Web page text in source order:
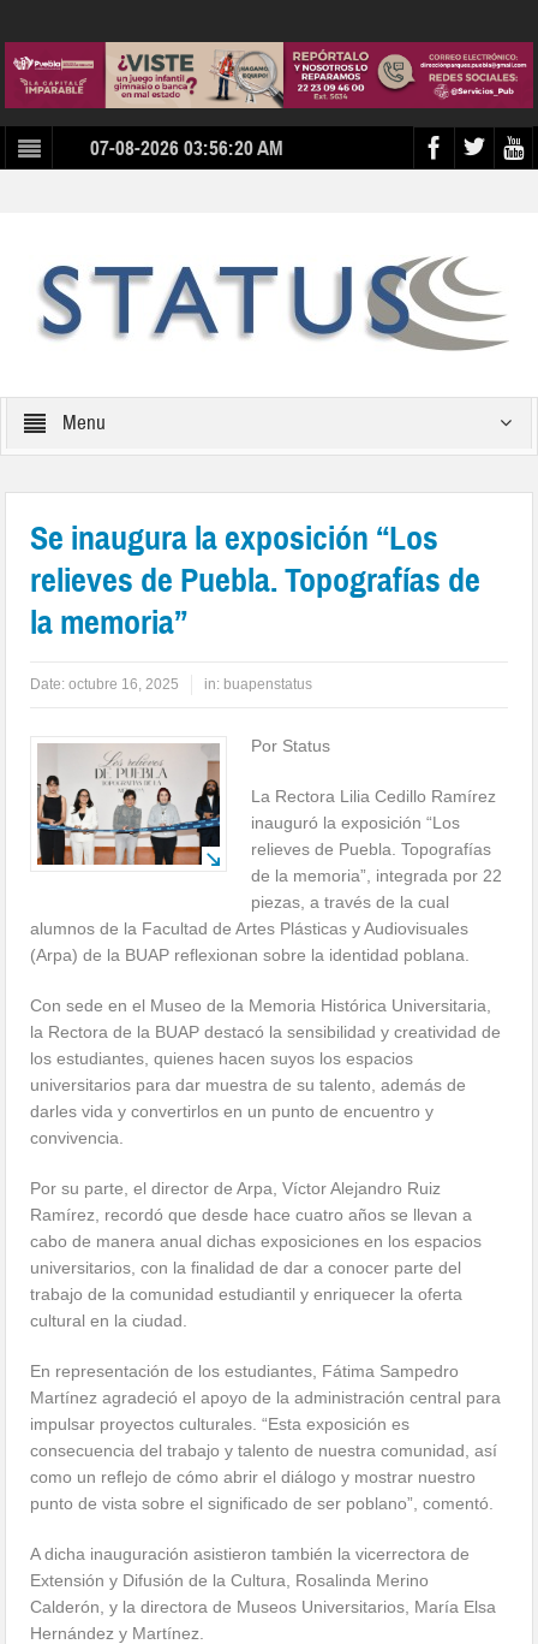
07-08-2026 03:56:20 AM
Menu
Se inaugura la exposición “Los
relieves de Puebla. Topografías de
la memoria”
Date:octubre 16, 2025 in: buapenstatus
Por Status
La Rectora Lilia Cedillo Ramírez
inauguró la exposición “Los
relieves de Puebla. Topografías
de la memoria”, integrada por 22
piezas, a través de la cual
alumnos de la Facultad de Artes Plásticas y Audiovisuales
(Arpa) de la BUAP reflexionan sobre la identidad poblana.
Con sede en el Museo de la Memoria Histórica Universitaria,
la Rectora de la BUAP destacó la sensibilidad y creatividad de
los estudiantes, quienes hacen suyos los espacios
universitarios para dar muestra de su talento, además de
darles vida y convertirlos en un punto de encuentro y
convivencia.
Por su parte, el director de Arpa, Víctor Alejandro Ruiz
Ramírez, recordó que desde hace cuatro años se llevan a
cabo de manera anual dichas exposiciones en los espacios
universitarios, con la finalidad de dar a conocer parte del
trabajo de la comunidad estudiantil y enriquecer la oferta
cultural en la ciudad.
En representación de los estudiantes, Fátima Sampedro
Martínez agradeció el apoyo de la administración central para
impulsar proyectos culturales. “Esta exposición es
consecuencia del trabajo y talento de nuestra comunidad, así
como un reflejo de cómo abrir el diálogo y mostrar nuestro
punto de vista sobre el significado de ser poblano”, comentó.
A dicha inauguración asistieron también la vicerrectora de
Extensión y Difusión de la Cultura, Rosalinda Merino
Calderón, y la directora de Museos Universitarios, María Elsa
Hernández y Martínez.